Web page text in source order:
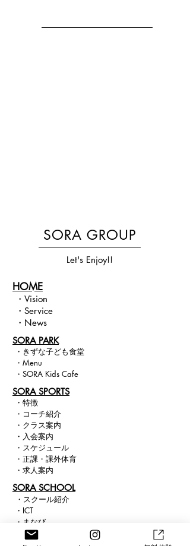
SORA GROUP
Let's Enjoy!!
HOME
・ Vision​
・ Service
・ News
SORA PARK
・ きずな子ども食堂
・ Menu
・ SORA Kids Cafe
​SORA SPORTS
・ 特徴
・ コーチ紹介
・ クラス案内
・ 入会案内
・ スケジュール
・ 正課・課外体育
​ ・ 求人案内
SORA SCHOOL
・ スクール紹介
・ ICT
・ まなび
ピアノ